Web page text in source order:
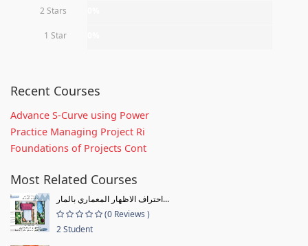
2 Stars
1 Star
Recent Courses
Advance S-Curve using Power
Practice Managing Project Ri
Foundations of Projects Cont
Most Related Courses
احتراف الاظهار المعماري بالمار...
(0 Reviews )
2 Student